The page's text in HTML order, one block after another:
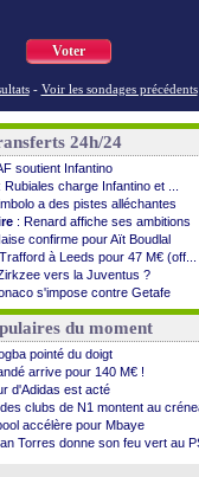
Voter
- Voir les sondages précédents
24h/24
soutient Infantino
: Rubiales charge Infantino et ...
a des pistes alléchantes
: Renard affiche ses ambitions
confirme pour Aït Boudlal
à Leeds pour 47 M€ (off...
vers la Juventus ?
s'impose contre Getafe
Zakarian et sa relation avec Kita
prêt à libérer Kondogbia ?
message touchant d'Akliouche
en remet une couche
maintient la pression
encense Luis Enrique
jusqu'en 2032 (officiel)
va rejoindre Getafe
refusée pour Aguerd
du moment
pointé du doigt
arrive pour 140 M€ !
d'Adidas est acté
clubs de N1 montent au
accélère pour Mbaye
Torres donne son feu vert au